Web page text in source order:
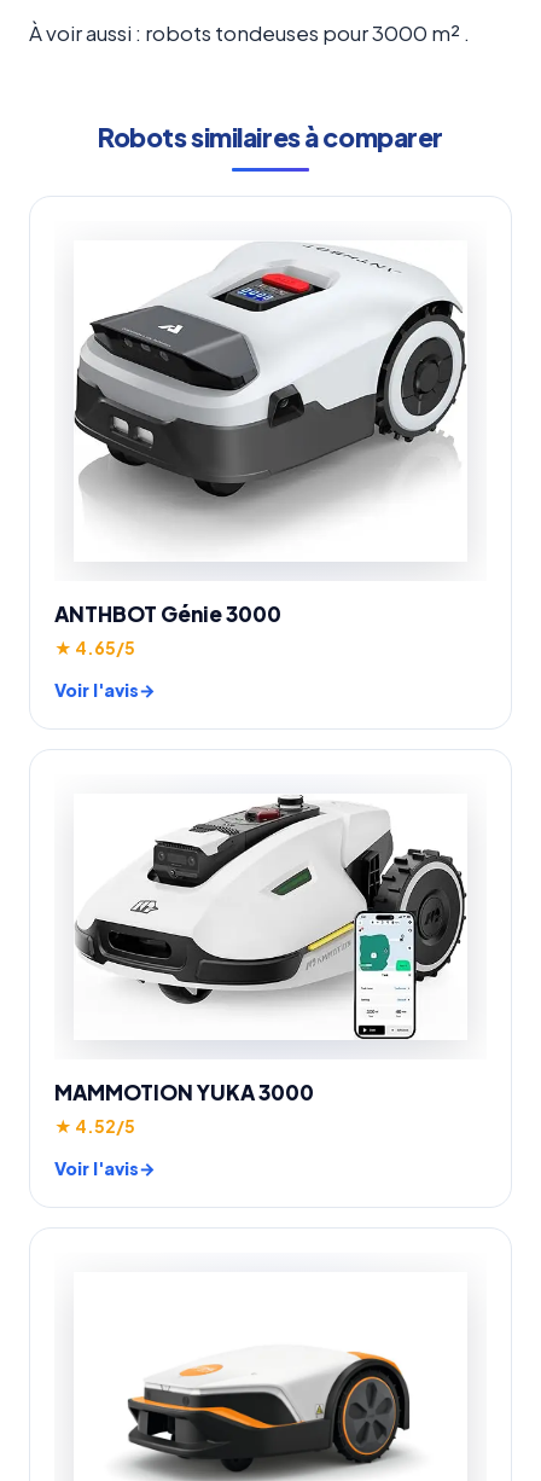
À voir aussi : robots tondeuses pour 3000 m² .
Robots similaires à comparer
ANTHBOT Génie 3000
★ 4.65/5
Voir l'avis
MAMMOTION YUKA 3000
★ 4.52/5
Voir l'avis